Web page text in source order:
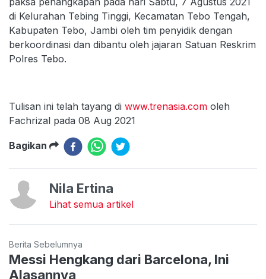
di Kelurahan Tebing Tinggi, Kecamatan Tebo Tengah,
Kabupaten Tebo, Jambi oleh tim penyidik dengan
berkoordinasi dan dibantu oleh jajaran Satuan Reskrim
Polres Tebo.
Tulisan ini telah tayang di www.trenasia.com oleh
Fachrizal pada 08 Aug 2021
Bagikan
Nila Ertina
Lihat semua artikel
Berita Sebelumnya
Messi Hengkang dari Barcelona, Ini
Alasannya